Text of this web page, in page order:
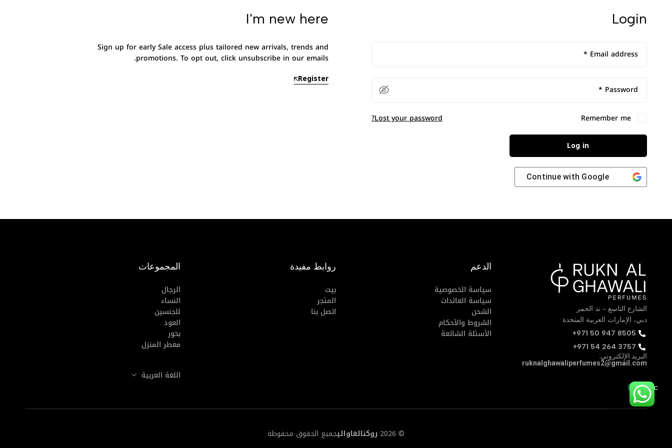
Login
Email address
*
Password
*
Remember me
Lost your password?
Log in
Continue with Google
I'm new here
Sign up for early Sale access plus tailored new arrivals, trends and
promotions. To opt out, click unsubscribe in our emails.
Register
الشارع التاسع - ند الحمر
دبي، الإمارات العربية المتحدة
‪+971 50 947 8505‬
+971 54 264 3757
البريد الإلكتروني:
ruknalghawaliperfumes2@gmail.com
Social Icon Link>
الدعم
سياسة الخصوصية
سياسة العائدات
الشحن
الشروط والأحكام
الأسئلة الشائعة
روابط مفيدة
بيت
المتجر
اتصل بنا
المجموعات
الرجال
النساء
للجنسين
العود
بخور
معطر المنزل
اللغة العربية
© 2026 روكنالغاواليجميع الحقوق محفوظة
Arabic